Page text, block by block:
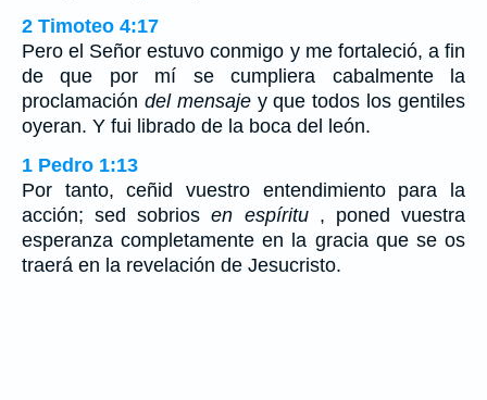
2 Timoteo 4:17
Pero el Señor estuvo conmigo y me fortaleció, a fin
de que por mí se cumpliera cabalmente la
proclamación del mensajey que todos los gentiles
oyeran. Y fui librado de la boca del león.
1 Pedro 1:13
Por tanto, ceñid vuestro entendimiento para la
acción; sed sobriosen espíritu, poned vuestra
esperanza completamente en la gracia que se os
traerá en la revelación de Jesucristo.